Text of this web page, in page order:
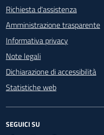
Richiesta d'assistenza
Amministrazione trasparente
Informativa privacy
Note legali
Dichiarazione di accessibilità
Statistiche web
SEGUICI SU